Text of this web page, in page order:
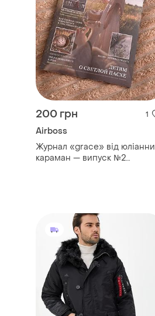
200 грн 1
Airboss
Журнал «grace» від юліанни
караман — випуск №2